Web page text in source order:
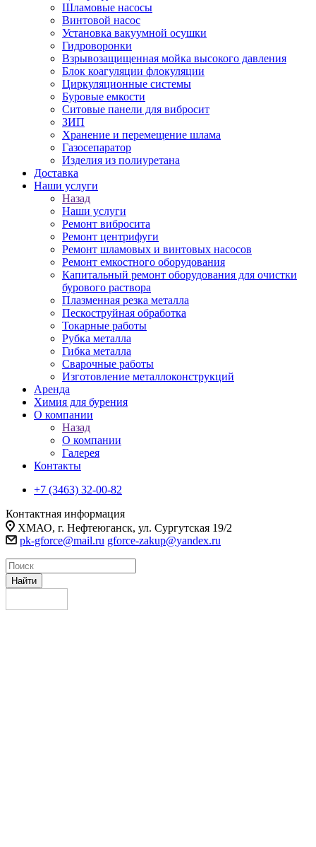
Шламовые насосы
Винтовой насос
Установка вакуумной осушки
Гидроворонки
Взрывозащищенная мойка высокого давления
Блок коагуляции флокуляции
Циркуляционные системы
Буровые емкости
Ситовые панели для вибросит
ЗИП
Хранение и перемещение шлама
Газосепаратор
Изделия из полиуретана
Доставка
Наши услуги
Назад
Наши услуги
Ремонт вибросита
Ремонт центрифуги
Ремонт шламовых и винтовых насосов
Ремонт емкостного оборудования
Капитальный ремонт оборудования для очистки
бурового раствора
Плазменная резка металла
Пескоструйная обработка
Токарные работы
Рубка металла
Гибка металла
Сварочные работы
Изготовление металлоконструкций
Аренда
Химия для бурения
О компании
Назад
О компании
Галерея
Контакты
+7 (3463) 32-00-82
Контактная информация
ХМАО, г. Нефтеюганск, ул. Сургутская 19/2
pk-gforce@mail.ru gforce-zakup@yandex.ru
Найти